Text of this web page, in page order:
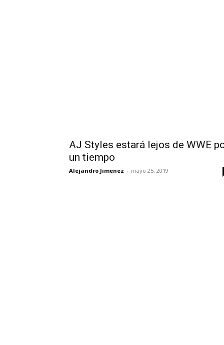
AJ Styles estará lejos de WWE
un tiempo
Alejandro Jimenez - mayo 25, 2019